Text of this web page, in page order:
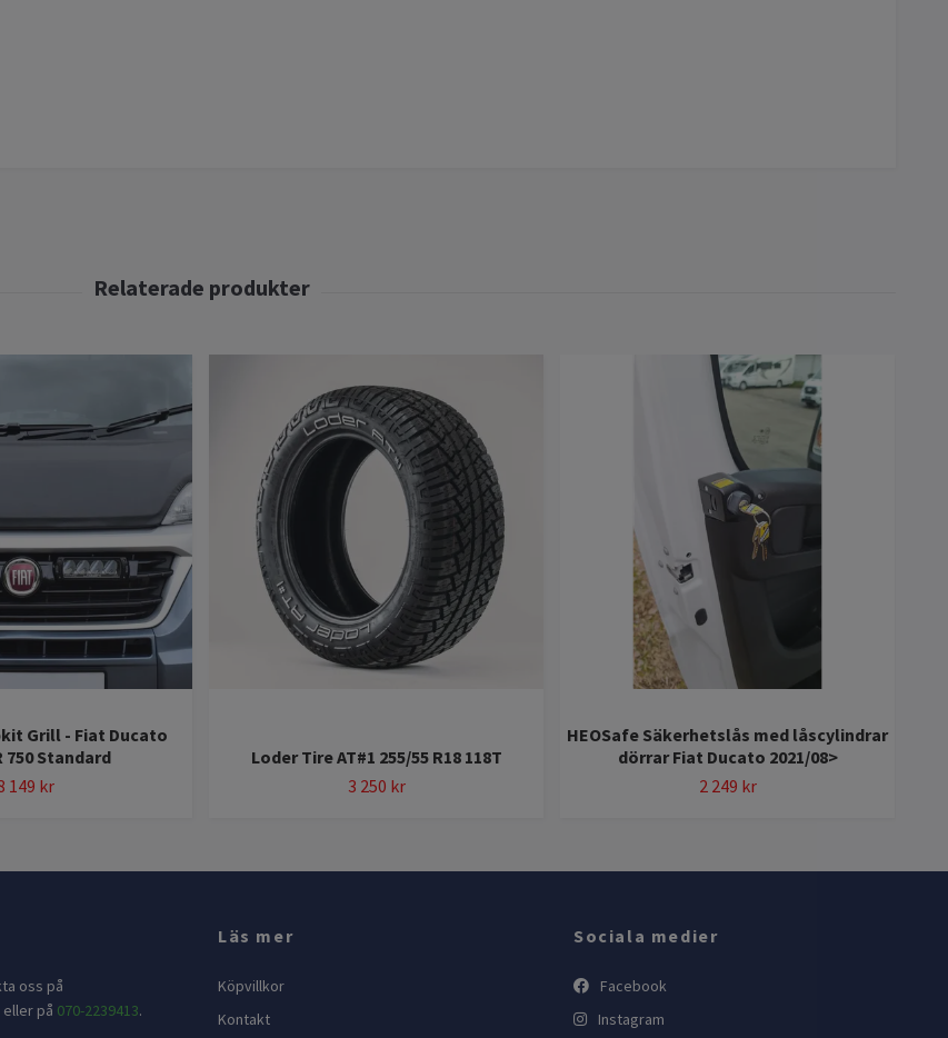
Grill - Fiat Ducato
750 Standard
149 kr
Loder Tire AT#1 255/55 R18 118T
3 250 kr
HEOSafe Säkerhetslås med låscylindrar
dörrar Fiat Ducato 2021/08>
2 249 kr
oss på
eller på 070-2239413.
Läs mer
Köpvillkor
Kontakt
Sociala medier
Facebook
Instagram